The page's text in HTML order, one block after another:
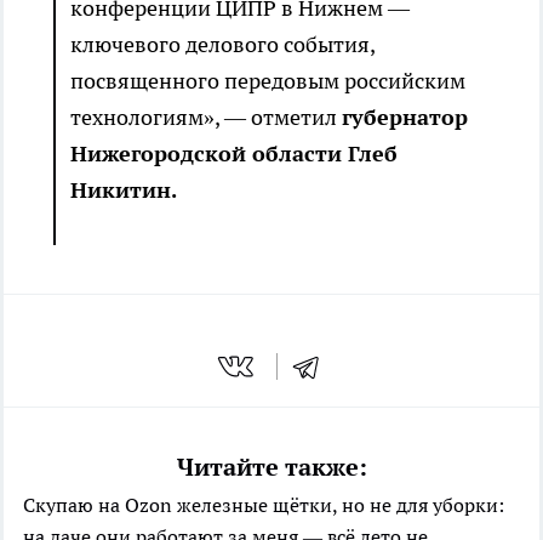
конференции ЦИПР в Нижнем —
ключевого делового события,
посвященного передовым российским
технологиям», — отметил губернатор
Нижегородской области Глеб
Никитин.
Читайте также:
Скупаю на Ozon железные щётки, но не для уборки: